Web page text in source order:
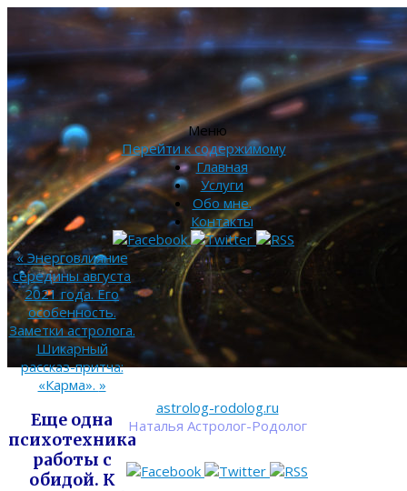
astrolog-rodolog.ru
Наталья Астролог-Родолог
Меню
Перейти к содержимому
Главная
Услуги
Обо мне.
Контакты
«Энерговлияние
середины августа
2021 года. Его
особенность.
Заметки астролога.
Шикарный
рассказ-притча:
«Карма». »
Еще одна
психотехника
работы с
обидой. К